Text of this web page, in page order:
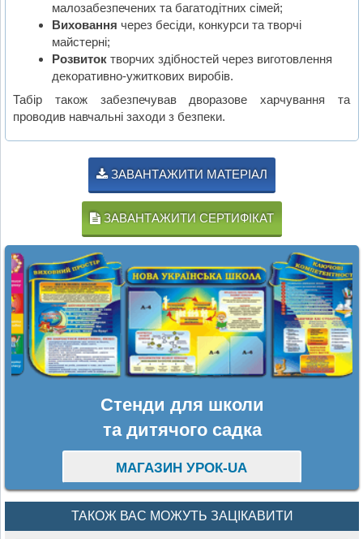
малозабезпечених та багатодітних сімей;
Виховання через бесіди, конкурси та творчі
майстерні;
Розвитоктворчих здібностей через виготовлення
декоративно-ужиткових виробів.
Табір також забезпечував дворазове харчування та
проводив навчальні заходи з безпеки.
ЗАВАНТАЖИТИ МАТЕРІАЛ
ЗАВАНТАЖИТИ СЕРТИФІКАТ
Стенди для школи
та дитячого садка
МАГАЗИН УРОК-UA
ТАКОЖ ВАС МОЖУТЬ ЗАЦІКАВИТИ